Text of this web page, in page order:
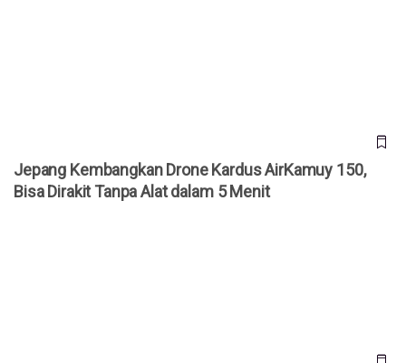
Jepang Kembangkan Drone Kardus AirKamuy 150,
Bisa Dirakit Tanpa Alat dalam 5 Menit